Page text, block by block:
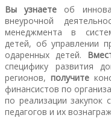
Вы узнаете об
внеурочной
менеджмента в
детей, об управлении
одаренных детей.
специфику развития
регионов, получите
финансистов по
по реализации
педагогов и их